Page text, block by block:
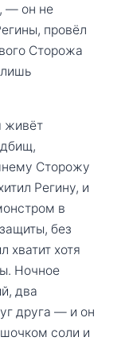
— он не
провёл
Сторожа
живёт
Сторожу
Регину, и
в
без
хватит хотя
Ночное
два
друга — и он
соли и